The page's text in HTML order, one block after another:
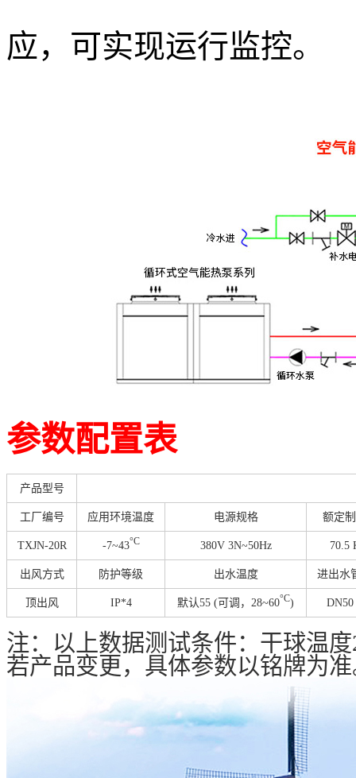
应，可实现运行监控。
参数配置表
产品型号
工厂编号 应用环境温度 电源规格 额定
TXJN-20R -7~43°C 380V 3N~50Hz 70.5
出风方式 防护等级 出水温度 进出水
顶出风 IP*4 默认55 (可调，28~60°C) DN50
注：以上数据测试条件：干球温
若产品变更，具体参数以铭牌为